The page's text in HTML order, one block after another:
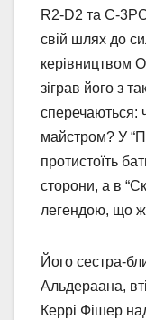
R2-D2 та C-
свій шлях до
керівництвом
зіграв його з
сперечаються:
майстром? У
протистоїть
сторони, а в
легендою, що
Його сестра-
Альдераана,
Керрі Фішер